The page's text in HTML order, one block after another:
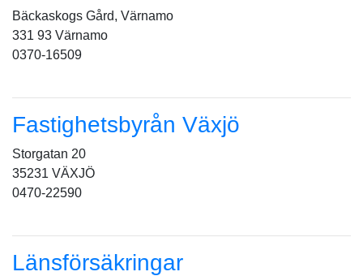
Bäckaskogs Gård, Värnamo
331 93 Värnamo
0370-16509
Fastighetsbyrån Växjö
Storgatan 20
35231 VÄXJÖ
0470-22590
Länsförsäkringar